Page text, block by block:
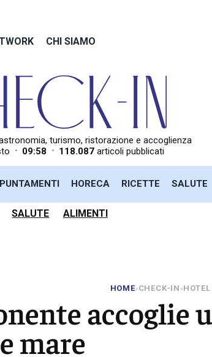
CHI SIAMO
turismo, ristorazione e accoglienza
• 09:58 • 118.087 articoli pubblicati
HORECA RICETTE SALUTE
SALUTE ALIMENTI
HOME»CHECK-IN »
accoglie
mare